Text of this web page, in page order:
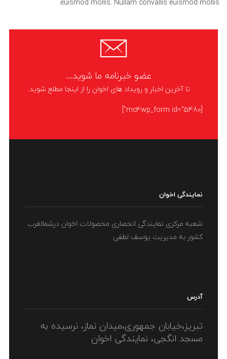
عضو خبرنامه ما شوید...
تا آخرین اخبار و رویداد های اخوان را از اینجا مطلع شوید.
[mc4wp_form id="5480"]
نمایندگی اخوان
شعبه مرکزی نمایندگی انحصاری محصولات اخوان درشمالغرب
کشور به مدیریت یوسف لطفی
آدرس
تبریز،خیابان جمهوری،میدان نماز، نرسیده به
مسجد انگجی، نمایندگی اخوان